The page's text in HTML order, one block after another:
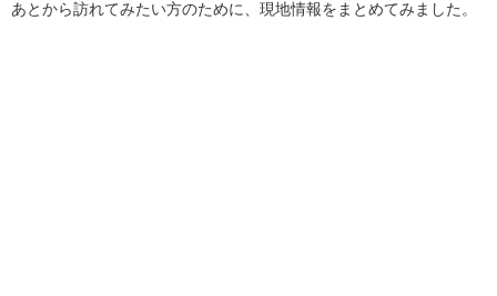
あとから訪れてみたい方のために、現地情報をまとめてみました。